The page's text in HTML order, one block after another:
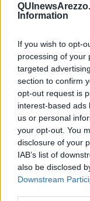
Information
If you wish to opt-
processing of your
targeted
section to confirm
opt-out request is
interest-based ads
us or personal
your opt-out. You
disclosure of your
IAB’s list of
also be disclosed
Downstream
Coraçào
Charlie
Testamento &
Poeta
​La colpa - Memorie
Autunno
Gracias a la vida
Somnium
Fly me to the moon
Hop!
O sonho de um
Memòrias
Sto qui
Scrivi
Bestiario
Pillole